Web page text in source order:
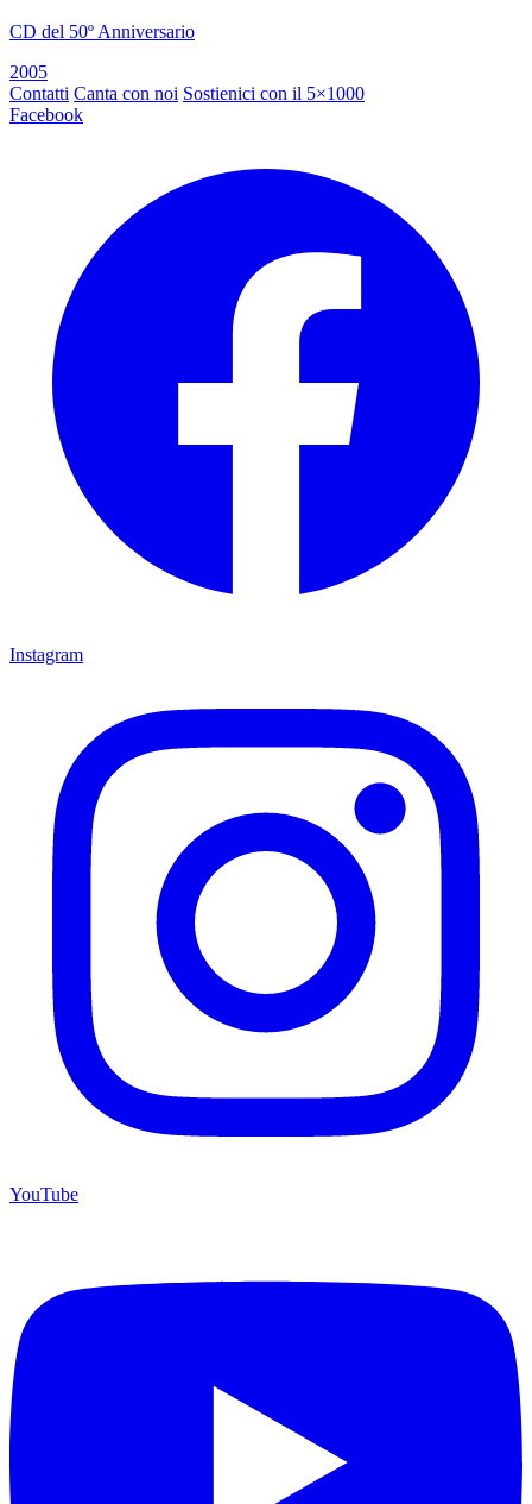
CD del 50º Anniversario
2005
Contatti Canta con noi Sostienici con il 5×1000
Facebook
Instagram
YouTube